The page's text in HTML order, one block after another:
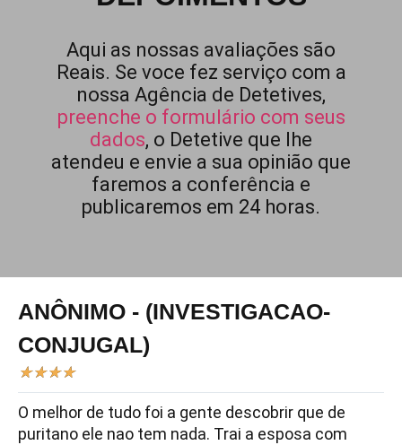
Aqui as nossas avaliações são
Reais. Se voce fez serviço com a
nossa Agência de Detetives,
preenche o formulário com seus
dados, o Detetive que lhe
atendeu e envie a sua opinião que
faremos a conferência e
publicaremos em 24 horas.
ANÔNIMO - (INVESTIGACAO-
CONJUGAL)
★★★★
O melhor de tudo foi a gente descobrir que de
puritano ele nao tem nada. Trai a esposa com